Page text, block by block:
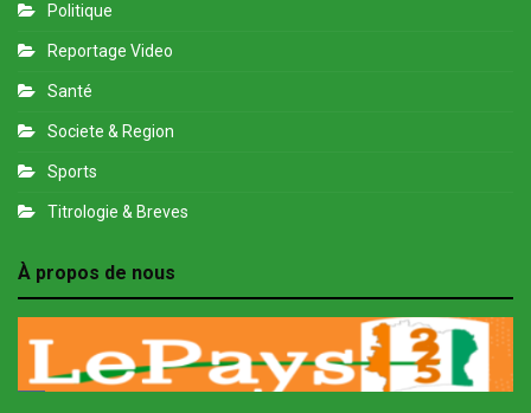
Politique
Reportage Video
Santé
Societe & Region
Sports
Titrologie & Breves
À propos de nous